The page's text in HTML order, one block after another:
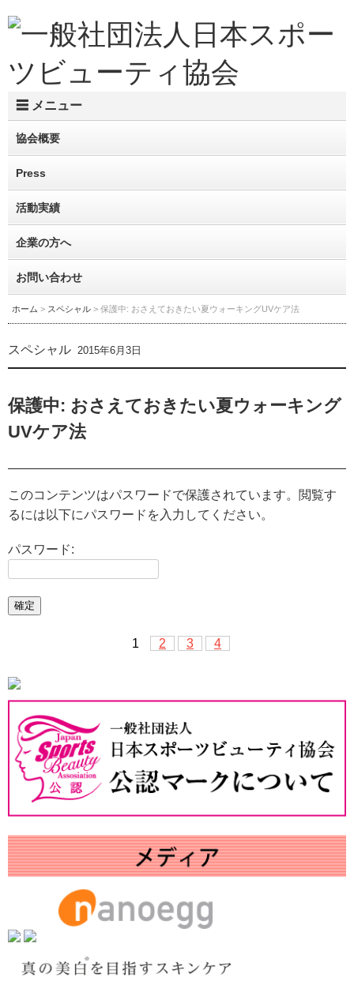
☰ メニュー
協会概要
Press
活動実績
企業の方へ
お問い合わせ
ホーム > スペシャル > 保護中: おさえておきたい夏ウォーキングUVケア法
スペシャル 2015年6月3日
保護中: おさえておきたい夏ウォーキング
UVケア法
このコンテンツはパスワードで保護されています。閲覧す
るには以下にパスワードを入力してください。
パスワード:
1 2 3 4